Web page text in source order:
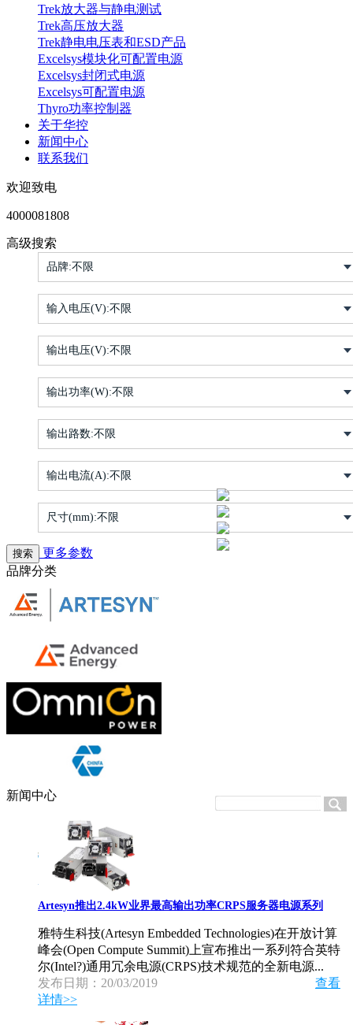
Trek放大器与静电测试
Trek高压放大器
Trek静电电压表和ESD产品
Excelsys模块化可配置电源
Excelsys封闭式电源
Excelsys可配置电源
Thyro功率控制器
关于华控
新闻中心
联系我们
欢迎致电
4000081808
高级搜索
品牌:不限
输入电压(V):不限
输出电压(V):不限
输出功率(W):不限
输出路数:不限
输出电流(A):不限
尺寸(mm):不限
更多参数
品牌分类
新闻中心
Artesyn推出2.4kW业界最高输出功率CRPS服务器电源系列
雅特生科技(Artesyn Embedded Technologies)在开放计算
峰会(Open Compute Summit)上宣布推出一系列符合英特
尔(Intel?)通用冗余电源(CRPS)技术规范的全新电源...
发布日期：20/03/2019
查看
详情>>